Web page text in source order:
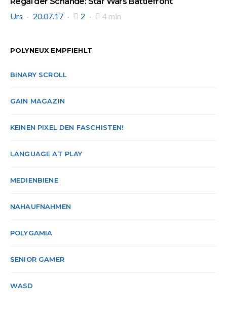
Urs
20.07.17 2 4 min
POLYNEUX EMPFIEHLT
BINARY SCROLL
GAIN MAGAZIN
KEINEN PIXEL DEN FASCHISTEN!
LANGUAGE AT PLAY
MEDIENBIENE
NAHAUFNAHMEN
POLYGAMIA
SENIOR GAMER
WASD